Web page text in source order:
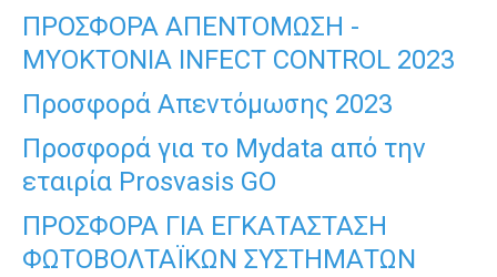
ΠΡΟΣΦΟΡΑ ΑΠΕΝΤΟΜΩΣΗ -
ΜΥΟΚΤΟΝΙΑ INFECT CONTROL 2023
Προσφορά Απεντόμωσης 2023
Προσφορά για το Μydata από την
εταιρία Prosvasis GO
ΠΡΟΣΦΟΡΑ ΓΙΑ ΕΓΚΑΤΑΣΤΑΣΗ
ΦΩΤΟΒΟΛΤΑΪΚΩΝ ΣΥΣΤΗΜΑΤΩΝ